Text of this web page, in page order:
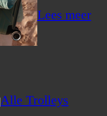
Lees meer
Alle Trolleys